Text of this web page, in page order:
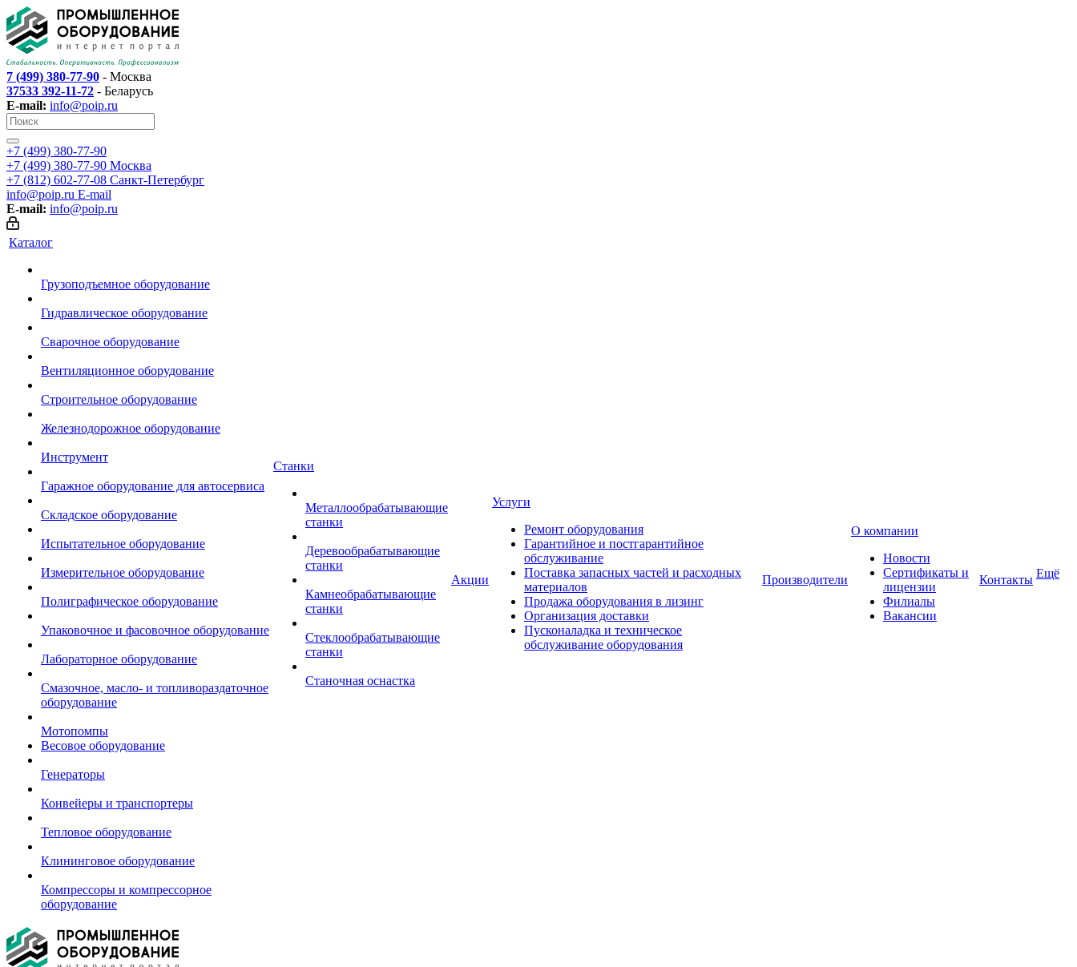
7 (499) 380-77-90 - Москва
37533 392-11-72 - Беларусь
E-mail: info@poip.ru
+7 (499) 380-77-90
+7 (499) 380-77-90 Москва
+7 (812) 602-77-08 Санкт-Петербург
info@poip.ru E-mail
E-mail: info@poip.ru
Каталог
Грузоподъемное оборудование
Гидравлическое оборудование
Сварочное оборудование
Вентиляционное оборудование
Строительное оборудование
Железнодорожное оборудование
Инструмент
Гаражное оборудование для автосервиса
Складское оборудование
Испытательное оборудование
Измерительное оборудование
Полиграфическое оборудование
Упаковочное и фасовочное оборудование
Лабораторное оборудование
Смазочное, масло- и топливораздаточное
оборудование
Мотопомпы
Весовое оборудование
Генераторы
Конвейеры и транспортеры
Тепловое оборудование
Клининговое оборудование
Компрессоры и компрессорное
оборудование
Станки
Металлообрабатывающие
станки
Деревообрабатывающие
станки
Камнеобрабатывающие
станки
Стеклообрабатывающие
станки
Станочная оснастка
Акции
Услуги
Ремонт оборудования
Гарантийное и постгарантийное
обслуживание
Поставка запасных частей и расходных
материалов
Продажа оборудования в лизинг
Организация доставки
Пусконаладка и техническое
обслуживание оборудования
Производители
О компании
Новости
Сертификаты и
лицензии
Филиалы
Вакансии
Контакты Ещё